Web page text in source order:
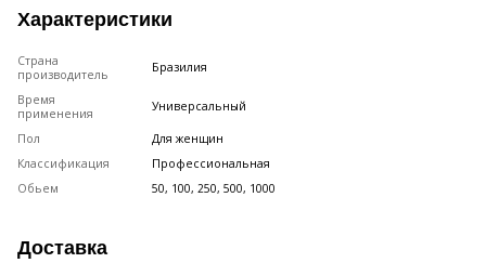
Характеристики
Страна
производитель
Бразилия
Время
применения
Универсальный
Пол
Для женщин
Классификация
Профессиональная
Обьем
50, 100, 250, 500, 1000
Доставка